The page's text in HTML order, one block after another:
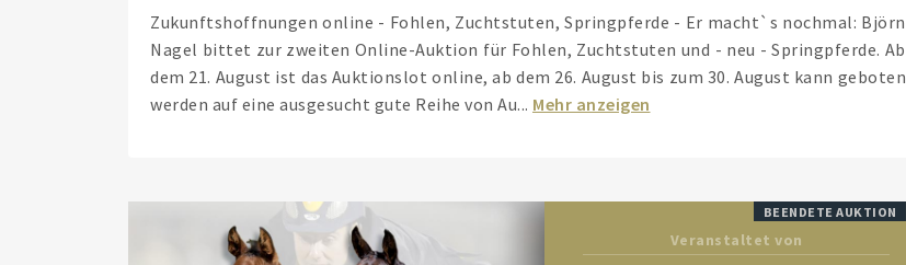
Zukunftshoffnungen online - Fohlen, Zuchtstuten, Springpferde - Er macht`s nochmal: Björn
Nagel bittet zur zweiten Online-Auktion für Fohlen, Zuchtstuten und - neu - Springpferde. Ab
dem 21. August ist das Auktionslot online, ab dem 26. August bis zum 30. August kann geboten
werden auf eine ausgesucht gute Reihe von Au... Mehr anzeigen
BEENDETE AUKTION
Veranstaltet von